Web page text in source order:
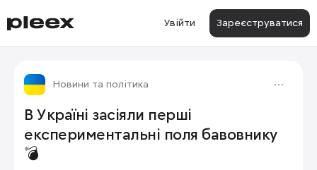
Увійти Зареєструватися
Новини та політика
В Україні засіяли перші
експериментальні поля бавовнику
💣